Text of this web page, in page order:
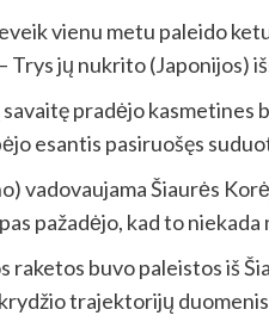
vienu metu paleido
Trys jų nukrito (Japonijos)
pradėjo kasmetines
esantis pasiruošęs
vadovaujama Šiaurės
pažadėjo, kad to niekada
raketos buvo paleistos iš
trajektorijų